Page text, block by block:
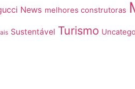
News melhores construtoras
Sustentável Turismo